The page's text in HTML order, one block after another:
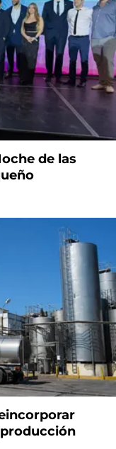
de las